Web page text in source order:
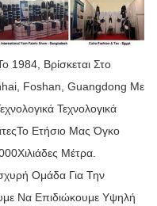
1984, Βρίσκεται Στο
Foshan, Guangdong Με
Τεχνολογικά
Ετήσιο Μας Όγκο
Μέτρα.
Ομάδα Για Την
Να Επιδιώκουμε Υψηλή